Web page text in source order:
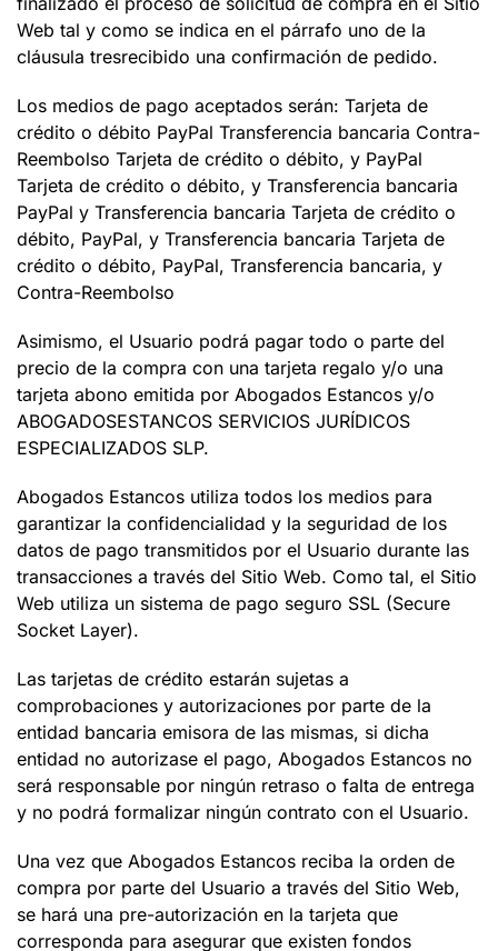
Web tal y como se indica en el párrafo uno de la
cláusula tresrecibido una confirmación de pedido.
Los medios de pago aceptados serán: Tarjeta de
crédito o débito PayPal Transferencia bancaria Contra-
Reembolso Tarjeta de crédito o débito, y PayPal
Tarjeta de crédito o débito, y Transferencia bancaria
PayPal y Transferencia bancaria Tarjeta de crédito o
débito, PayPal, y Transferencia bancaria Tarjeta de
crédito o débito, PayPal, Transferencia bancaria, y
Contra-Reembolso
Asimismo, el Usuario podrá pagar todo o parte del
precio de la compra con una tarjeta regalo y/o una
tarjeta abono emitida por Abogados Estancos y/o
ABOGADOSESTANCOS SERVICIOS JURÍDICOS
ESPECIALIZADOS SLP.
Abogados Estancos utiliza todos los medios para
garantizar la confidencialidad y la seguridad de los
datos de pago transmitidos por el Usuario durante las
transacciones a través del Sitio Web. Como tal, el Sitio
Web utiliza un sistema de pago seguro SSL (Secure
Socket Layer).
Las tarjetas de crédito estarán sujetas a
comprobaciones y autorizaciones por parte de la
entidad bancaria emisora de las mismas, si dicha
entidad no autorizase el pago, Abogados Estancos no
será responsable por ningún retraso o falta de entrega
y no podrá formalizar ningún contrato con el Usuario.
Una vez que Abogados Estancos reciba la orden de
compra por parte del Usuario a través del Sitio Web,
se hará una pre-autorización en la tarjeta que
corresponda para asegurar que existen fondos